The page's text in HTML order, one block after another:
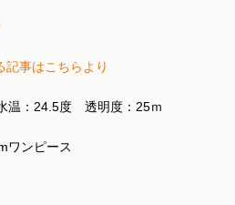
記事はこちらより
：24.5度 透明度：25ｍ
ワンピース